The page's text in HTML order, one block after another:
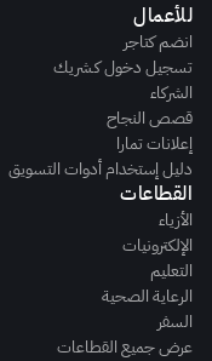
للأعمال
انضم كتاجر
تسجيل دخول كـشريك
الشركاء
قصص النجاح
إعلانات تمارا
دليل إستخدام أدوات التسويق
القطاعات
الأزياء
الإلكترونيات
التعليم
الرعاية الصحية
السفر
عرض جميع القطاعات